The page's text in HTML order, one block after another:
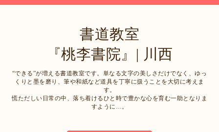
書道教室
『桃李書院』| 川西
“できる”が増える書道教室です。単なる文字の美しさだけでなく、ゆっ
くりと墨を磨り、筆や和紙など道具を丁寧に扱うことを大切に考えま
す。
慌ただしい日常の中、落ち着けるひと時で豊かな心を育む一助となりま
すように…。